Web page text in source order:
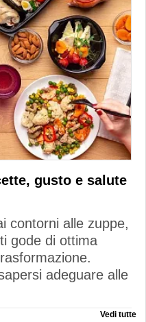
gusto e salute
contorni alle zuppe,
gode di ottima
adeguare alle
Vedi tutte